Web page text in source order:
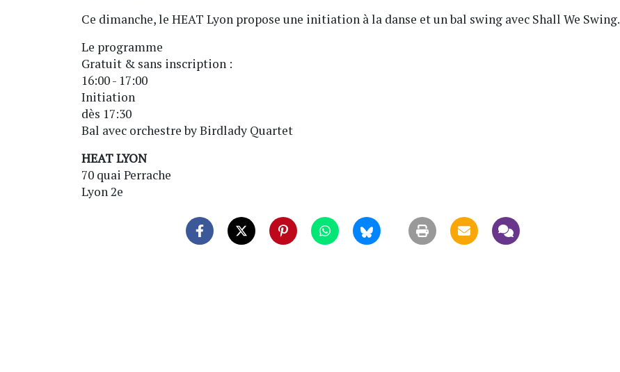
Ce dimanche, le HEAT Lyon propose une initiation à la danse et un bal swing avec Shall We Swing.
Le programme
Gratuit & sans inscription :
16:00 - 17:00
Initiation
dès 17:30
Bal avec orchestre by Birdlady Quartet
HEAT LYON
70 quai Perrache
Lyon 2e